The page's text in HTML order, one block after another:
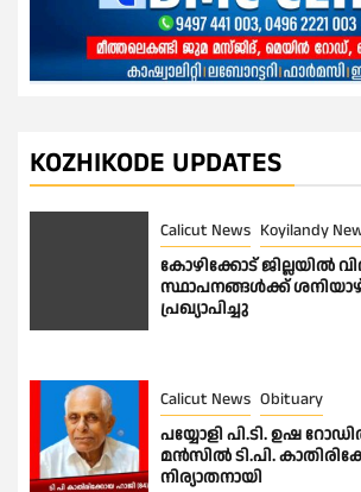
KOZHIKODE UPDATES
Calicut News Koyilandy
കോഴിക്കോട് ജില്ലയിൽ
സ്ഥാപനങ്ങൾക്ക്
പ്രഖ്യാപിച്ചു
Calicut News Obituary
പയ്യോളി പി.ടി. ഉഷ
മൻസിൽ ടി.പി.
നിര്യാതനായി